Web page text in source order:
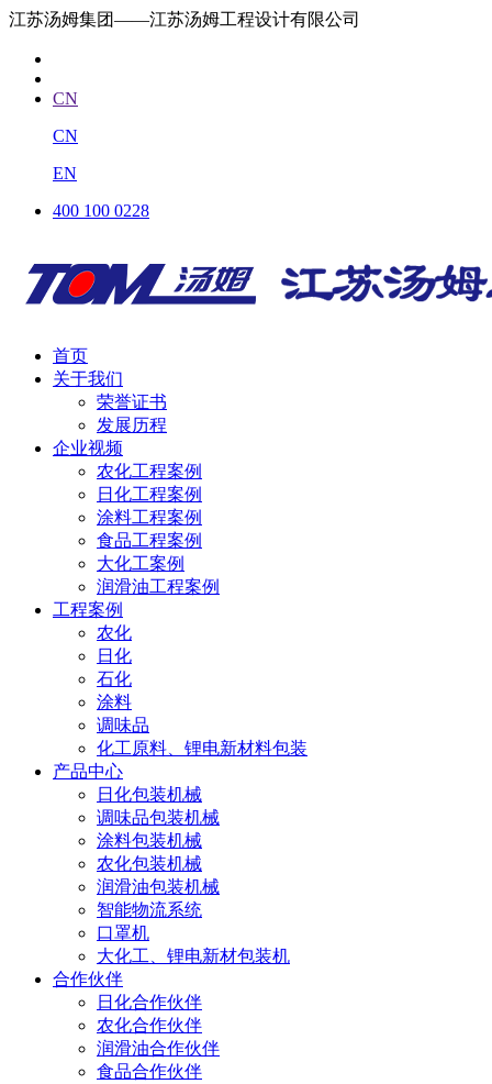
江苏汤姆集团——江苏汤姆工程设计有限公司
CN
CN
EN
400 100 0228
首页
关于我们
荣誉证书
发展历程
企业视频
农化工程案例
日化工程案例
涂料工程案例
食品工程案例
大化工案例
润滑油工程案例
工程案例
农化
日化
石化
涂料
调味品
化工原料、锂电新材料包装
产品中心
日化包装机械
调味品包装机械
涂料包装机械
农化包装机械
润滑油包装机械
智能物流系统
口罩机
大化工、锂电新材包装机
合作伙伴
日化合作伙伴
农化合作伙伴
润滑油合作伙伴
食品合作伙伴